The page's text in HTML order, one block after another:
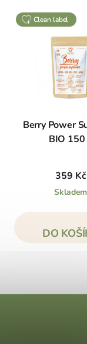
clean label
Berry Power
BIO 150
359 Kč
Skladem
DO